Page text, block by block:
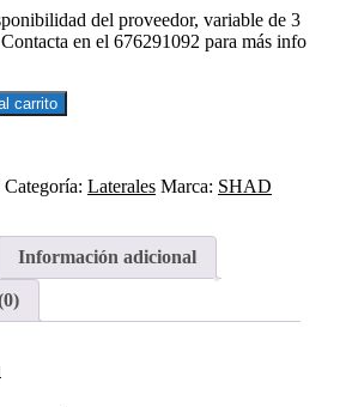
del proveedor, variable de 3
en el 676291092 para más info
carrito
Categoría: Laterales Marca: SHAD
Información adicional